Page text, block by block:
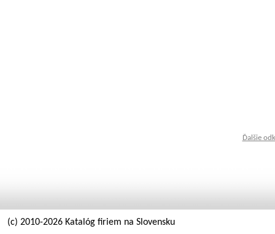
Ďalšie
(c) 2010-2026 Katalóg firiem na Slovensku